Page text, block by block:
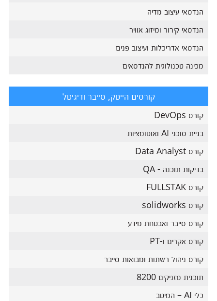
הנדסאי עיצוב מדיה
הנדסאי קירור ומיזוג אוויר
הנדסאי אדריכלות ועיצוב פנים
מכינה טכנולוגית להנדסאים
קורסים הייטק, סייבר ודיגיטל
קורס DevOps
בניית סוכני AI ואוטומציות
קורס Data Analyst
בדיקות תוכנה - QA
קורס FULLSTAK
קורס solidworks
קורס סייבר ואבטחת מידע
קורס אקרים ו-PT
קורס ניהול רשתות ומבואות סייבר
תוכנית מזניקים 8200
כלי AI – המיטב